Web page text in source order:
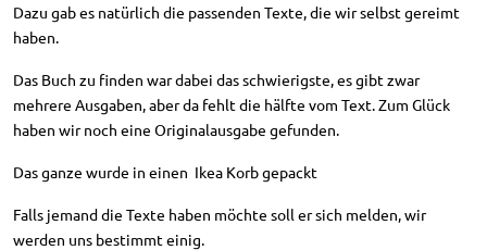
Dazu gab es natürlich die passenden Texte, die wir selbst gereimt
haben.
Das Buch zu finden war dabei das schwierigste, es gibt zwar
mehrere Ausgaben, aber da fehlt die hälfte vom Text. Zum Glück
haben wir noch eine Originalausgabe gefunden.
Das ganze wurde in einen Ikea Korb gepackt
Falls jemand die Texte haben möchte soll er sich melden, wir
werden uns bestimmt einig.